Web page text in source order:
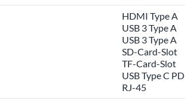
HDMI Type A
USB 3 Type A
USB 3 Type A
SD-Card-Slot
TF-Card-Slot
USB Type C
RJ-45